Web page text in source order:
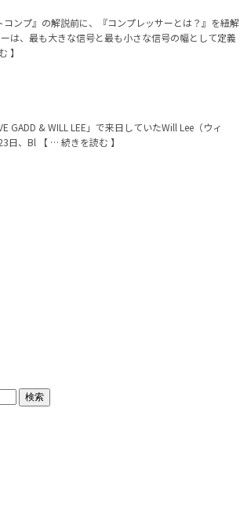
ンプ』の解説前に、『コンプレッサーとは？』を紐解
は、最も大きな信号と最も小さな信号の幅として定義
】
GADD & WILL LEE」で来日していたWill Lee（ウィ
日、Bl 【 … 続きを読む 】